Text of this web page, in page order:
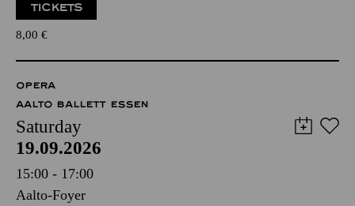
TICKETS
8,00 €
OPERA
AALTO BALLETT ESSEN
Saturday
19.09.2026
15:00 - 17:00
Aalto-Foyer